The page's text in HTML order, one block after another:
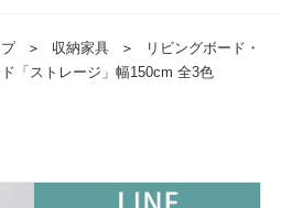
＞ 収納家具 ＞
リビングボード・
「ストレージ」幅150cm 全3色